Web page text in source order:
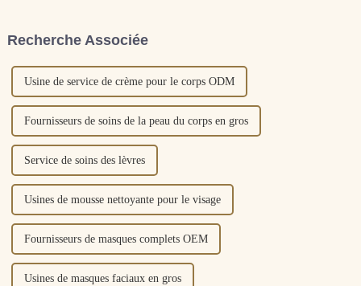
déterminée...
Recherche Associée
Usine de service de crème pour le corps ODM
Fournisseurs de soins de la peau du corps en gros
Service de soins des lèvres
Usines de mousse nettoyante pour le visage
Fournisseurs de masques complets OEM
Usines de masques faciaux en gros